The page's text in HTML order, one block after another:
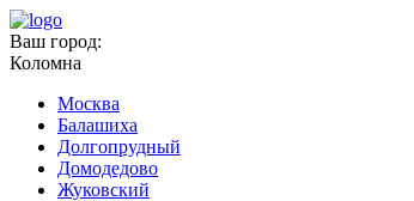
Ваш город:
Коломна
Москва
Балашиха
Долгопрудный
Домодедово
Жуковский